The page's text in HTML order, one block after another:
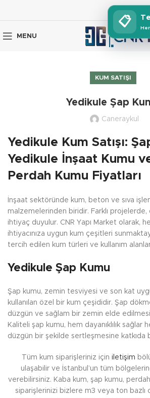
MENU
KUM SATIŞI
Yedikule Şap
Caneraykul
Yedikule Kum Satışı:
Yedikule İnşaat Kumu
Perdah Kumu Fiyatları
İnşaat sektöründe kum, beton ve sıva
malzemelerinden biridir. Farklı
ihtiyaç duyulur. CNR Yapı Market olarak,
ihtiyacınıza uygun kum çeşitleri
tercih edilen kum türleri ve kullanım
Yedikule Şap Kumu
Şap kumu, zemin tesviyesi ve son kat
kullanılan özel bir kum çeşididir. Şap
düzgün ve sağlam bir zemin elde
Kaliteli şap kumu, hem dayanıklılık sağlar
düzgün bir şekilde sertleşmesine katkıda
Tüm kum siparişleriniz için iletişim
ulaşabilir ve İstanbul’un tüm
verebilirsiniz. Kaba kum, şap kumu,
siparişlerinizi bizlere m3 veya ton bazlı
📋